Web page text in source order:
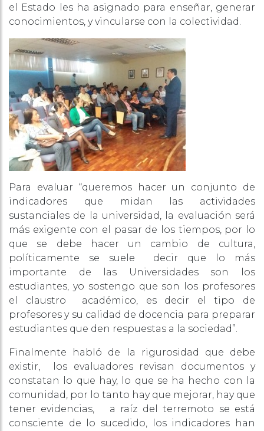
el Estado les ha asignado para enseñar, generar
conocimientos, y vincularse con la colectividad.
Para evaluar “queremos hacer un conjunto de
indicadores que midan las actividades
sustanciales de la universidad, la evaluación será
más exigente con el pasar de los tiempos, por lo
que se debe hacer un cambio de cultura,
políticamente se suele decir que lo más
importante de las Universidades son los
estudiantes, yo sostengo que son los profesores
el claustro académico, es decir el tipo de
profesores y su calidad de docencia para preparar
estudiantes que den respuestas a la sociedad”.
Finalmente habló de la rigurosidad que debe
existir, los evaluadores revisan documentos y
constatan lo que hay, lo que se ha hecho con la
comunidad, por lo tanto hay que mejorar, hay que
tener evidencias, a raíz del terremoto se está
consciente de lo sucedido, los indicadores han